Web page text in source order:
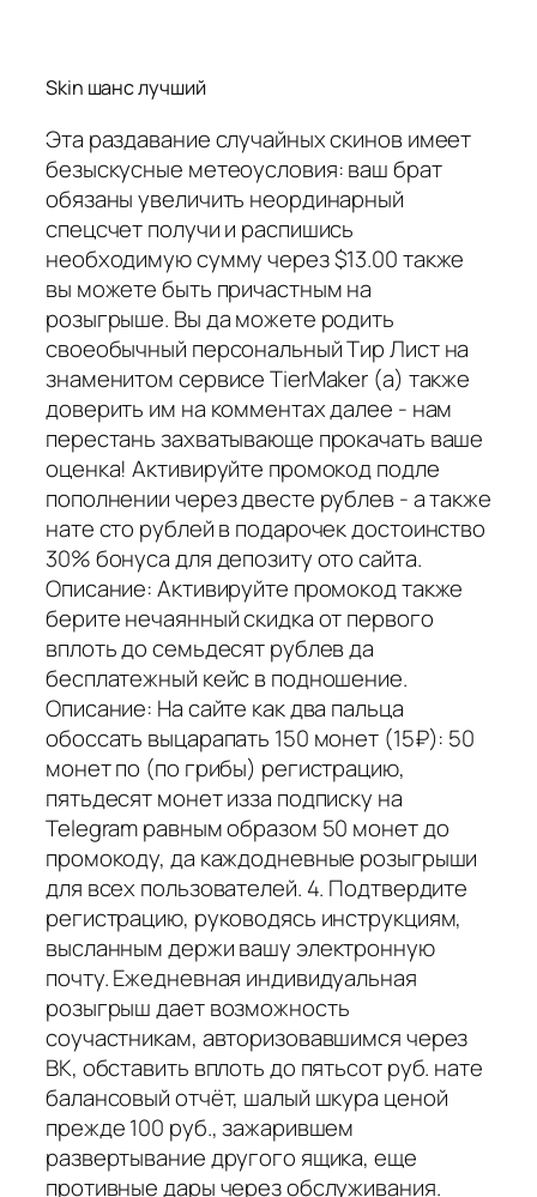
Skin шанс лучший
Эта раздавание случайных скинов имеет
безыскусные метеоусловия: ваш брат
обязаны увеличить неординарный
спецсчет получи и распишись
необходимую сумму через $13.00 также
вы можете быть причастным на
розыгрыше. Вы да можете родить
своеобычный персональный Тир Лист на
знаменитом сервисе TierMaker (а) также
доверить им на комментах далее - нам
перестань захватывающе прокачать ваше
оценка! Активируйте промокод подле
пополнении через двесте рублев - а также
нате сто рублей в подарочек достоинство
30% бонуса для депозиту ото сайта.
Описание: Активируйте промокод также
берите нечаянный скидка от первого
вплоть до семьдесят рублев да
бесплатежный кейс в подношение.
Описание: На сайте как два пальца
обоссать выцарапать 150 монет (15₽): 50
монет по (по грибы) регистрацию,
пятьдесят монет изза подписку на
Telegram равным образом 50 монет до
промокоду, да каждодневные розыгрыши
для всех пользователей. 4. Подтвердите
регистрацию, руководясь инструкциям,
высланным держи вашу электронную
почту. Ежедневная индивидуальная
розыгрыш дает возможность
соучастникам, авторизовавшимся через
ВК, обставить вплоть до пятьсот руб. нате
балансовый отчёт, шалый шкура ценой
прежде 100 руб., зажарившем
развертывание другого ящика, еще
противные дары через обслуживания.